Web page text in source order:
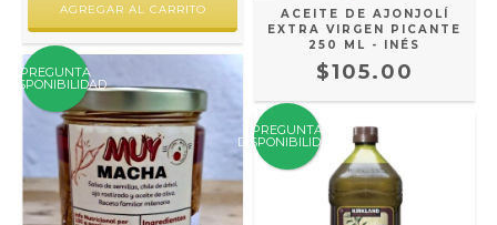
AGREGAR AL CARRITO
PREGUNTA
DISPONIBILIDAD
ACEITE DE AJONJOLÍ
EXTRA VIRGEN PICANTE
250 ML - INÉS
$105.00
PREGUNTA
DISPONIBILIDAD